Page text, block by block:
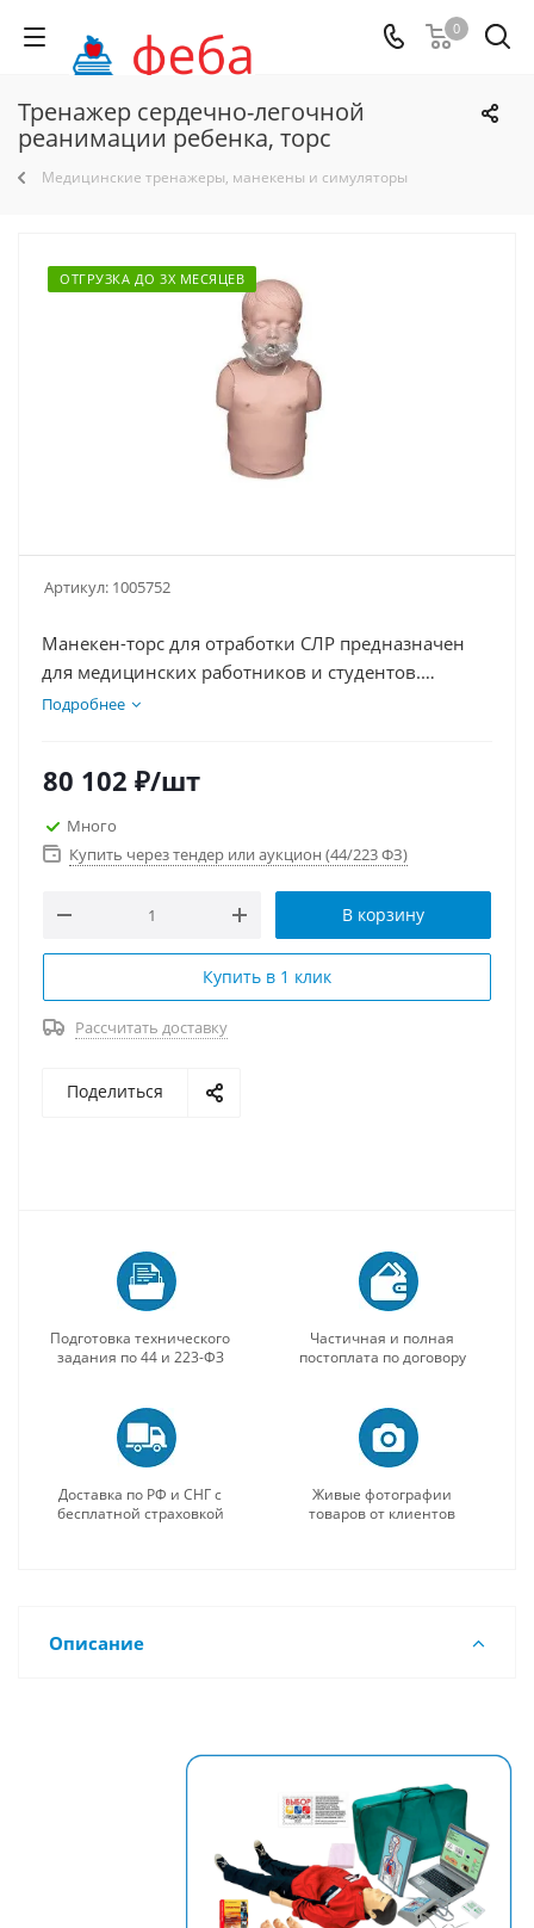
0
Тренажер сердечно-легочной
реанимации ребенка, торс
Медицинские тренажеры, манекены и симуляторы
ОТГРУЗКА ДО 3Х МЕСЯЦЕВ
Артикул: 1005752
Манекен-торс для отработки СЛР предназначен
для медицинских работников и студентов.
Модель представляет торс 5-летнего ребенка и
грудной клеткой при вдохе и точными
анатомическими ориентирами, включая грудину,
реберную клетку и загрудинную впадину.
Подробнее
80 102 ₽/шт
Много
Купить через тендер или аукцион (44/223 ФЗ)
В корзину
Купить в 1 клик
Рассчитать доставку
Поделиться
Подготовка технического
задания по 44 и 223-ФЗ
Частичная и полная
постоплата по договору
Доставка по РФ и СНГ с
бесплатной страховкой
Живые фотографии
товаров от клиентов
Описание